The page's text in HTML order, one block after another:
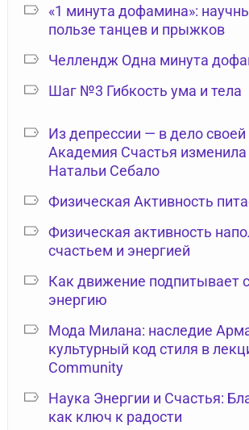
«1 минута дофамина»:
пользе танцев и прыжков
Челлендж Одна минута
Шаг №3 Гибкость ума и тела
Из депрессии — в дело
Академия Счастья
Натальи Себало
Физическая Активность
Физическая активность
счастьем и энергией
Как движение подпитывает
энергию
Мода Милана: наследие
культурный код стиля в
Community
Наука Энергии и Счастья:
как ключ к радости